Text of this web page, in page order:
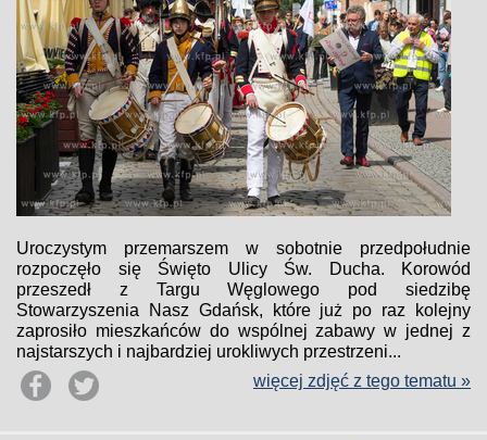
Uroczystym przemarszem w sobotnie przedpołudnie
rozpoczęło się Święto Ulicy Św. Ducha. Korowód
przeszedł z Targu Węglowego pod siedzibę
Stowarzyszenia Nasz Gdańsk, które już po raz kolejny
zaprosiło mieszkańców do wspólnej zabawy w jednej z
najstarszych i najbardziej urokliwych przestrzeni...
więcej zdjęć z tego tematu »